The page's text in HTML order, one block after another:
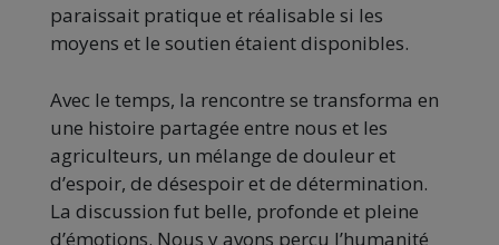
paraissait pratique et réalisable si les
moyens et le soutien étaient disponibles.
Avec le temps, la rencontre se transforma en
une histoire partagée entre nous et les
agriculteurs, un mélange de douleur et
d’espoir, de désespoir et de détermination.
La discussion fut belle, profonde et pleine
d’émotions. Nous y avons perçu l’humanité